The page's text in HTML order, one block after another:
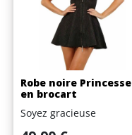
Robe noire Princesse
en brocart
Soyez gracieuse